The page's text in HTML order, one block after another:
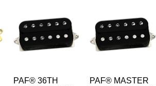
PAF® 36TH
PAF® MASTER